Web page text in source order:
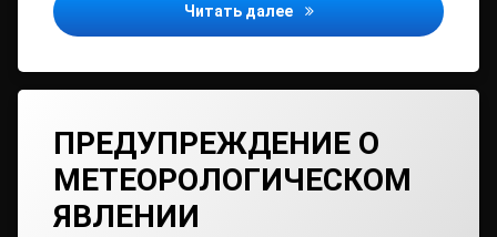
Читать далее Региональное УФНС
ПРЕДУПРЕЖДЕНИЕ О
МЕТЕОРОЛОГИЧЕСКОМ
ЯВЛЕНИИ